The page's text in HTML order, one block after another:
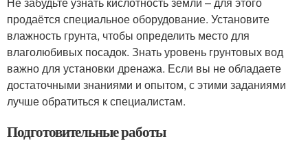
продаётся специальное оборудование. Установите
влажность грунта, чтобы определить место для
влаголюбивых посадок. Знать уровень грунтовых вод
важно для установки дренажа. Если вы не обладаете
достаточными знаниями и опытом, с этими заданиями
лучше обратиться к специалистам.
Подготовительные работы